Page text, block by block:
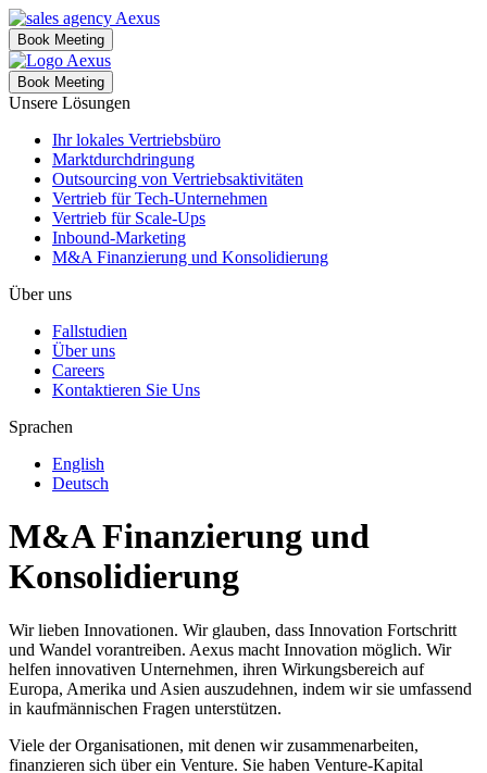
Book Meeting
Book Meeting
Unsere Lösungen
Ihr lokales Vertriebsbüro
Marktdurchdringung
Outsourcing von Vertriebsaktivitäten
Vertrieb für Tech-Unternehmen
Vertrieb für Scale-Ups
Inbound-Marketing
M&A Finanzierung und Konsolidierung
Über uns
Fallstudien
Über uns
Careers
Kontaktieren Sie Uns
Sprachen
English
Deutsch
M&A Finanzierung und
Konsolidierung
Wir lieben Innovationen. Wir glauben, dass Innovation Fortschritt
und Wandel vorantreiben. Aexus macht Innovation möglich. Wir
helfen innovativen Unternehmen, ihren Wirkungsbereich auf
Europa, Amerika und Asien auszudehnen, indem wir sie umfassend
in kaufmännischen Fragen unterstützen.
Viele der Organisationen, mit denen wir zusammenarbeiten,
finanzieren sich über ein Venture. Sie haben Venture-Kapital